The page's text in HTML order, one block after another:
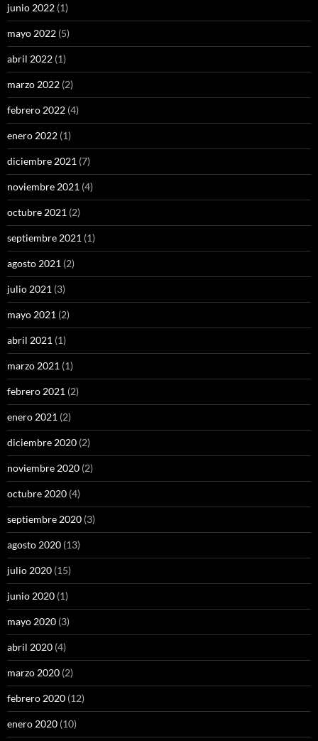
junio 2022 (1)
mayo 2022 (5)
abril 2022 (1)
marzo 2022 (2)
febrero 2022 (4)
enero 2022 (1)
diciembre 2021 (7)
noviembre 2021 (4)
octubre 2021 (2)
septiembre 2021 (1)
agosto 2021 (2)
julio 2021 (3)
mayo 2021 (2)
abril 2021 (1)
marzo 2021 (1)
febrero 2021 (2)
enero 2021 (2)
diciembre 2020 (2)
noviembre 2020 (2)
octubre 2020 (4)
septiembre 2020 (3)
agosto 2020 (13)
julio 2020 (15)
junio 2020 (1)
mayo 2020 (3)
abril 2020 (4)
marzo 2020 (2)
febrero 2020 (12)
enero 2020 (10)